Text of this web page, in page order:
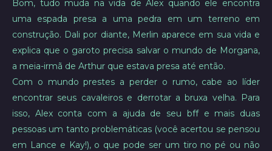
Bom, tudo muda na vida de Alex quando ele encontra
uma espada presa a uma pedra em um terreno em
construção. Dali por diante, Merlin aparece em sua vida e
explica que o garoto precisa salvar o mundo de Morgana,
a meia-irmã de Arthur que estava presa até então.
Com o mundo prestes a perder o rumo, cabe ao líder
encontrar seus cavaleiros e derrotar a bruxa velha. Para
isso, Alex conta com a ajuda de seu bff e mais duas
pessoas um tanto problemáticas (você acertou se pensou
em Lance e Kay!), o que pode ser um tiro no pé ou não